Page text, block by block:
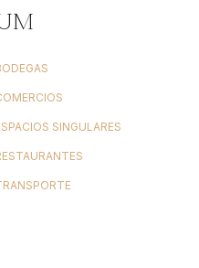
SINGULARES